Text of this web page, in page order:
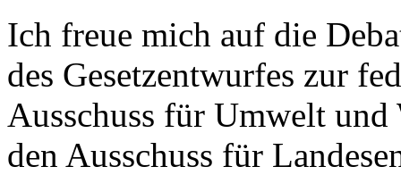
Ich freue mich auf die
des Gesetzentwurfes zur
Ausschuss für Umwelt
den Ausschuss für